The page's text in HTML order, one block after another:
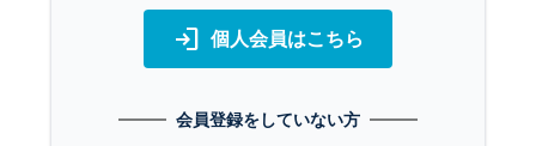
login 個人会員はこちら
会員登録をしていない方